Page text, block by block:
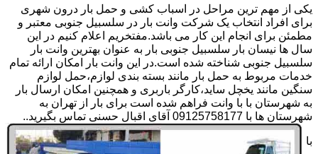
یکی از مهم ترین مراحل در اسباب کشی و حمل بار درون شهری
برای افراد انتخاب یک شرکت وانت بار در سلسبیل جنوبی معتبر و
مطمئن برای انجام این کار می باشد.مفتخریم اعلام کنیم در این
سال ها نیسان بار سلسبیل جنوبی بار به عنوان بهترین وانت بار
سلسبیل جنوبی شناخته شده است.در این وانت بار امکان ارائه تمام
خدمات مربوط به حمل بار مانند بسته بندی لوازم،حمل لوازم
سنگین مانند یخچل ساید،کارگر باربری و همچنین امکان ارسال بار
به شهرستان با با وانت فراهم شده است برای بار از تهران به
شهرستان ها با 09125758177 آقای اقبال حسنی تماس بگیرید..
با